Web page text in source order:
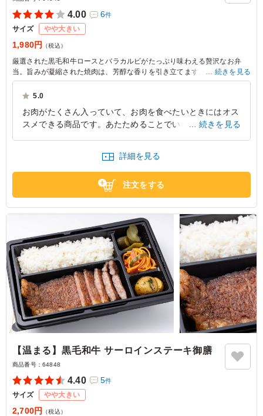
4.00 6件
サイズ やや大きい
1,980円 （税込）
厳選された黒毛和牛ロースとバラカルビがたっぷり味わえる贅沢なお弁
当。旨みが凝縮された焼肉は、芳醇な香りを引き立てます。白菜キムチと
ミックスナムルが彩りを添え、見た目にも楽しめる一品。ぜひ肉勝本店の
自信作をお試しください。
※部位や肉質に合わせた最適なカットにより枚数が写真と異なる場合がご
ざいますが、1人前のグラム数は同一です。
続きを見る
5.0
お肉がたくさん入っていて、お肉を食べたいときにはオス
スメできる商品です。あたためることでいつでも美味しく
東京都千代田区霞が関2026/02/01
続きを見る
詳細を見る
注文をする
【温まる】黒毛和牛 サーロインステーキ御膳
商品番号： 64848
4.40 5件
サイズ やや大きい
2,700円 （税込）